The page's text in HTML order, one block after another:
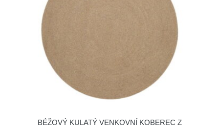
BÉŽOVÝ KULATÝ VENKOVNÍ KOBEREC Z